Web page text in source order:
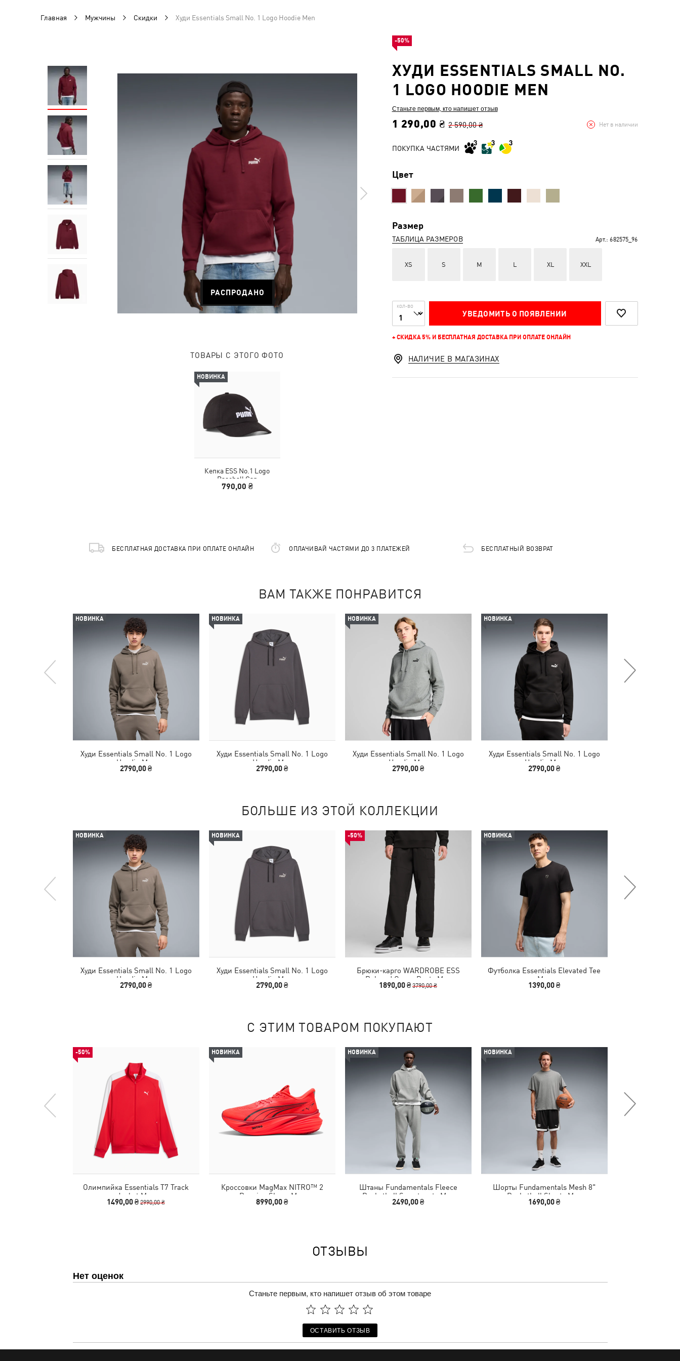
Главная Мужчины Скидки Худи Essentials Small No. 1 Logo Hoodie Men
РАСПРОДАНО
ТОВАРЫ С ЭТОГО ФОТО
НОВИНКА
Кепка ESS No.1 Logo
Baseball Cap
790,00 ₴
ХУДИ ESSENTIALS SMALL NO.
1 LOGO HOODIE MEN
Станьте первым, кто напишет отзыв
1 290,00 ₴ 2 590,00 ₴ Нет в наличии
ПОКУПКА ЧАСТЯМИ
Цвет
Размер
ТАБЛИЦА РАЗМЕРОВ Арт.: 682575_96
XS S M L XL XXL
КОЛ-ВО
УВЕДОМИТЬ О ПОЯВЛЕНИИ
+ СКИДКА 5% И БЕСПЛАТНАЯ ДОСТАВКА ПРИ ОПЛАТЕ ОНЛАЙН
-50%
НАЛИЧИЕ В МАГАЗИНАХ
БЕСПЛАТНАЯ ДОСТАВКА ПРИ ОПЛАТЕ ОНЛАЙН ОПЛАЧИВАЙ ЧАСТЯМИ ДО 3 ПЛАТЕЖЕЙ БЕСПЛАТНЫЙ ВОЗВРАТ
ВАМ ТАКЖЕ ПОНРАВИТСЯ
НОВИНКА
Худи Essentials Small No. 1 Logo
Hoodie Men
2790,00 ₴
НОВИНКА
Худи Essentials Small No. 1 Logo
Hoodie Men
2790,00 ₴
НОВИНКА
Худи Essentials Small No. 1 Logo
Hoodie Men
2790,00 ₴
НОВИНКА
Худи Essentials Small No. 1 Logo
Hoodie Men
2790,00 ₴
БОЛЬШЕ ИЗ ЭТОЙ КОЛЛЕКЦИИ
НОВИНКА
Худи Essentials Small No. 1 Logo
Hoodie Men
2790,00 ₴
НОВИНКА
Худи Essentials Small No. 1 Logo
Hoodie Men
2790,00 ₴
-50%
Брюки-карго WARDROBE ESS
Relaxed Cargo Pants Men
1890,00 ₴3790,00 ₴
НОВИНКА
Футболка Essentials Elevated Tee
Men
1390,00 ₴
С ЭТИМ ТОВАРОМ ПОКУПАЮТ
-50%
Олимпийка Essentials T7 Track
Jacket Men
1490,00 ₴2990,00 ₴
НОВИНКА
Кроссовки MagMax NITRO™ 2
Running Shoes Men
8990,00 ₴
НОВИНКА
Штаны Fundamentals Fleece
Basketball Sweatpants Men
2490,00 ₴
НОВИНКА
Шорты Fundamentals Mesh 8"
Basketball Shorts Men
1690,00 ₴
ОТЗЫВЫ
Нет оценок
Станьте первым, кто напишет отзыв об этом товаре
ОСТАВИТЬ ОТЗЫВ